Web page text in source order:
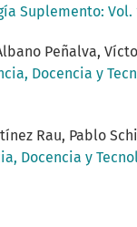
Suplemento: Vol.
Peñalva,
Docencia y
Rau, Pablo
Docencia y